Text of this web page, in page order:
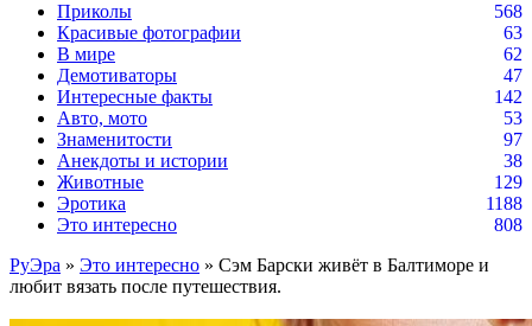
Приколы
568
Красивые фотографии
63
В мире
62
Демотиваторы
47
Интересные факты
142
Авто, мото
53
Знаменитости
97
Анекдоты и истории
38
Животные
129
Эротика
1188
Это интересно
808
РуЭра » Это интересно » Сэм Барски живёт в Балтиморе и
любит вязать после путешествия.